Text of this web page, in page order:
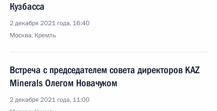
Кузбасса
2 декабря 2021 года, 16:40
Москва, Кремль
Встреча с председателем совета директоров KAZ
Minerals Олегом Новачуком
2 декабря 2021 года, 11:00